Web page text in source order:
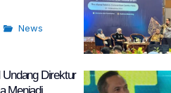
News
Direktur
Menjadi